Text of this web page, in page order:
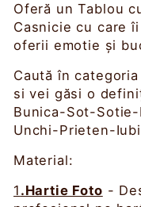
Oferă un Tablou
Casnicie cu care
oferii emotie și
Caută în
si vei găsi o
Bunica-Sot-
Unchi-Prieten-
Material:
1 .Hartie Foto -